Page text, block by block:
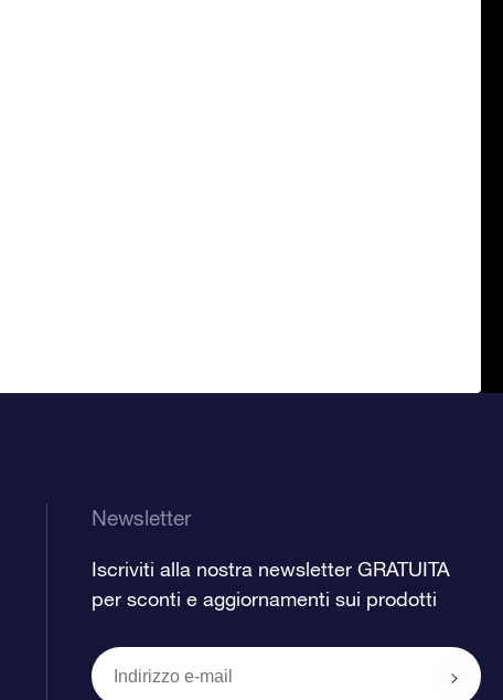
Newsletter
Iscriviti alla nostra newsletter GRATUITA
per sconti e aggiornamenti sui prodotti